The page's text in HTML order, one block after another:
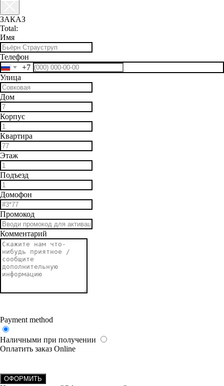
ЗАКАЗ
Total:
Имя
Телефон
+7
Улица
Дом
Корпус
Квартира
Этаж
Подъезд
Домофон
Промокод
Комментарий
Payment method
Наличными при получении
Оплатить заказ Online
ОФОРМИТЬ